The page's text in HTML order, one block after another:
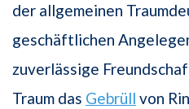
der allgemeinen
geschäftlichen
zuverlässige
Traum das Gebrüll von